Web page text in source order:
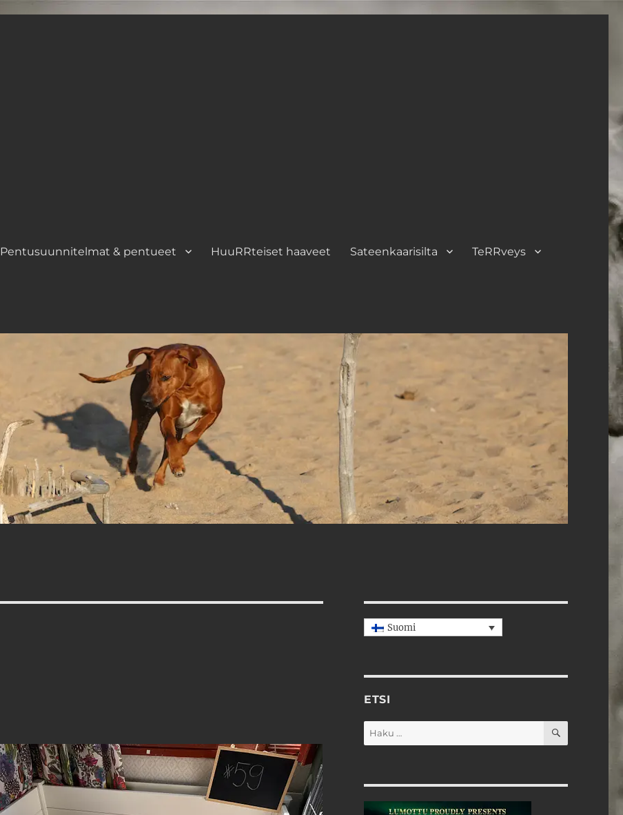
Pentusuunnitelmat & pentueet HuuRRteiset haaveet Sateenkaarisilta TeRRveys
Suomi
ETSI
Etsi: HAKU